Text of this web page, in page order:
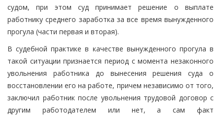
судом, при этом суд принимает решение о выплате
работнику среднего заработка за все время вынужденного
прогула (части первая и вторая).
В судебной практике в качестве вынужденного прогула в
такой ситуации признается период с момента незаконного
увольнения работника до вынесения решения суда о
восстановлении его на работе, причем независимо от того,
заключил работник после увольнения трудовой договор с
другим работодателем или нет, а сам факт